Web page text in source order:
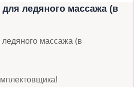
ледяного массажа (в
массажа (в